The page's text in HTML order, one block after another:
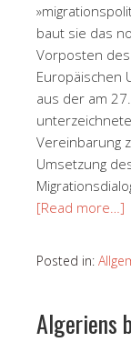
baut sie das
Vorposten
Europäischen
aus der am
Vereinbarung
Umsetzung
[Read more…]
Posted in:
Algeriens